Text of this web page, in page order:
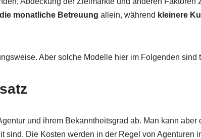
monatliche Betreuung allein, während kleinere
Aber solche Modelle hier im Folgenden sind
und ihrem Bekanntheitsgrad ab. Man kann
sind. Die Kosten werden in der Regel von Agenturen